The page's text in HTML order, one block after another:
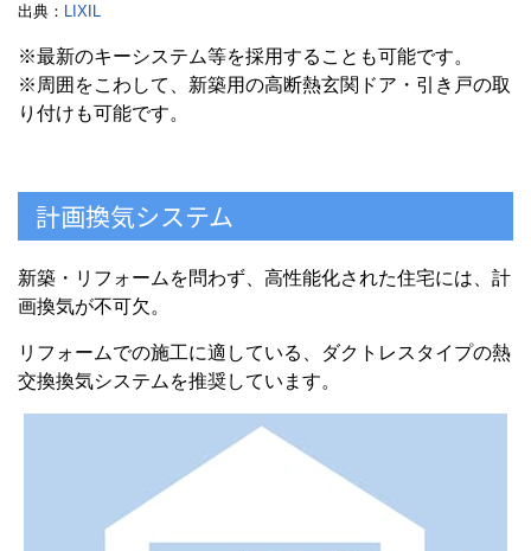
出典： LIXIL
※最新のキーシステム等を採用することも可能です。
※周囲をこわして、新築用の高断熱玄関ドア・引き戸の取
り付けも可能です。
計画換気システム
新築・リフォームを問わず、高性能化された住宅には、計
画換気が不可欠。
リフォームでの施工に適している、ダクトレスタイプの熱
交換換気システムを推奨しています。